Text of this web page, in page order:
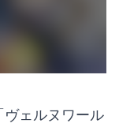
ヴェルヌワール